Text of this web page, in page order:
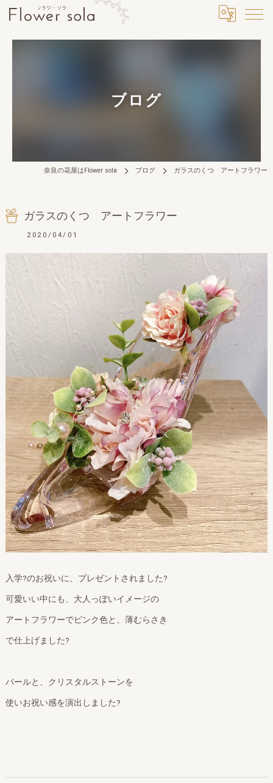
ブログ
奈良の花屋はFlower sola ブログ ガラスのくつ アートフラワー
ガラスのくつ アートフラワー
2020/04/01
入学?のお祝いに、プレゼントされました?
可愛いい中にも、大人っぽいイメージの
アートフラワーでピンク色と、薄むらさき
で仕上げました?
パールと、クリスタルストーンを
使いお祝い感を演出しました?